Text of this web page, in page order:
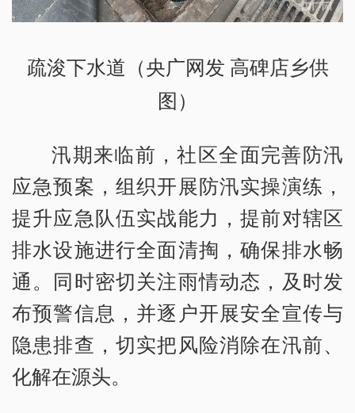
疏浚下水道（央广网发 高碑店乡供
图）
汛期来临前，社区全面完善防汛
应急预案，组织开展防汛实操演练，
提升应急队伍实战能力，提前对辖区
排水设施进行全面清掏，确保排水畅
通。同时密切关注雨情动态，及时发
布预警信息，并逐户开展安全宣传与
隐患排查，切实把风险消除在汛前、
化解在源头。